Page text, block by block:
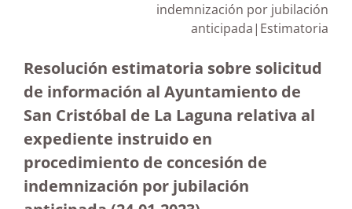
indemnización por jubilación
anticipada|Estimatoria
Resolución estimatoria sobre solicitud
de información al Ayuntamiento de
San Cristóbal de La Laguna relativa al
expediente instruido en
procedimiento de concesión de
indemnización por jubilación